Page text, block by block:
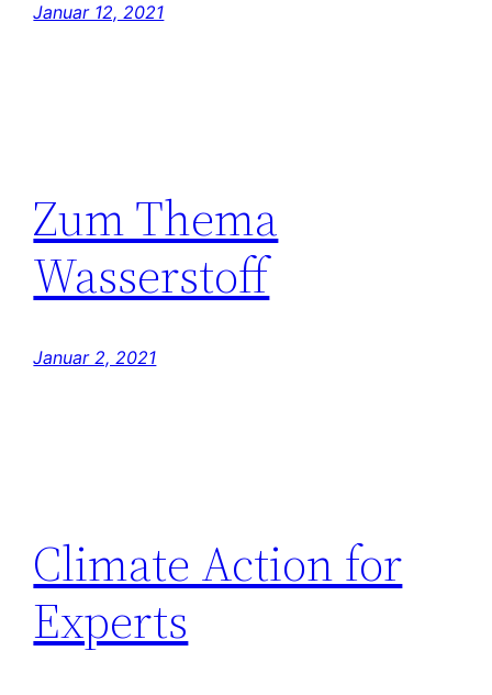
Januar 12, 2021
Zum Thema
Wasserstoff
Januar 2, 2021
Climate Action for
Experts